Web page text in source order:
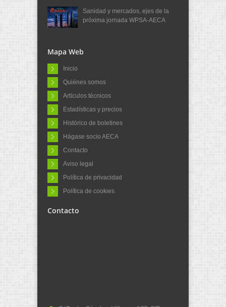
Sanidad y mercados, ejes de la
próxima jornada WPSA-AECA
Mapa Web
Inicio
Quiénes somos
Artículos técnicos
Estadísticas y precios
Histórico de boletines
Hágase socio AECA
Contacto
Aviso legal
Política de privacidad
Política de cookies
Contacto